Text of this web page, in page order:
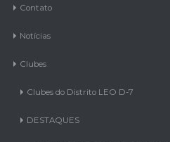
Contato
Notícias
Clubes
Clubes do Distrito LEO D-7
DESTAQUES